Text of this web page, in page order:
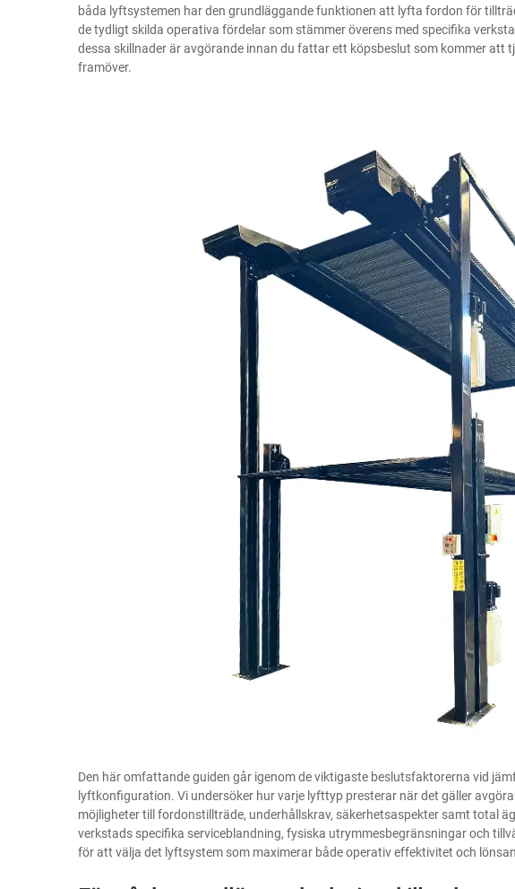
båda lyftsystemen har den grundläggande funktionen att lyfta fordon för
de tydligt skilda operativa fördelar som stämmer överens med specifika
dessa skillnader är avgörande innan du fattar ett köpsbeslut som kommer att
framöver.
Den här omfattande guiden går igenom de viktigaste beslutsfaktorerna vid
lyftkonfiguration. Vi undersöker hur varje lyfttyp presterar när det gäller
möjligheter till fordonstillträde, underhållskrav, säkerhetsaspekter samt total
verkstads specifika serviceblandning, fysiska utrymmesbegränsningar och
för att välja det lyftsystem som maximerar både operativ effektivitet och